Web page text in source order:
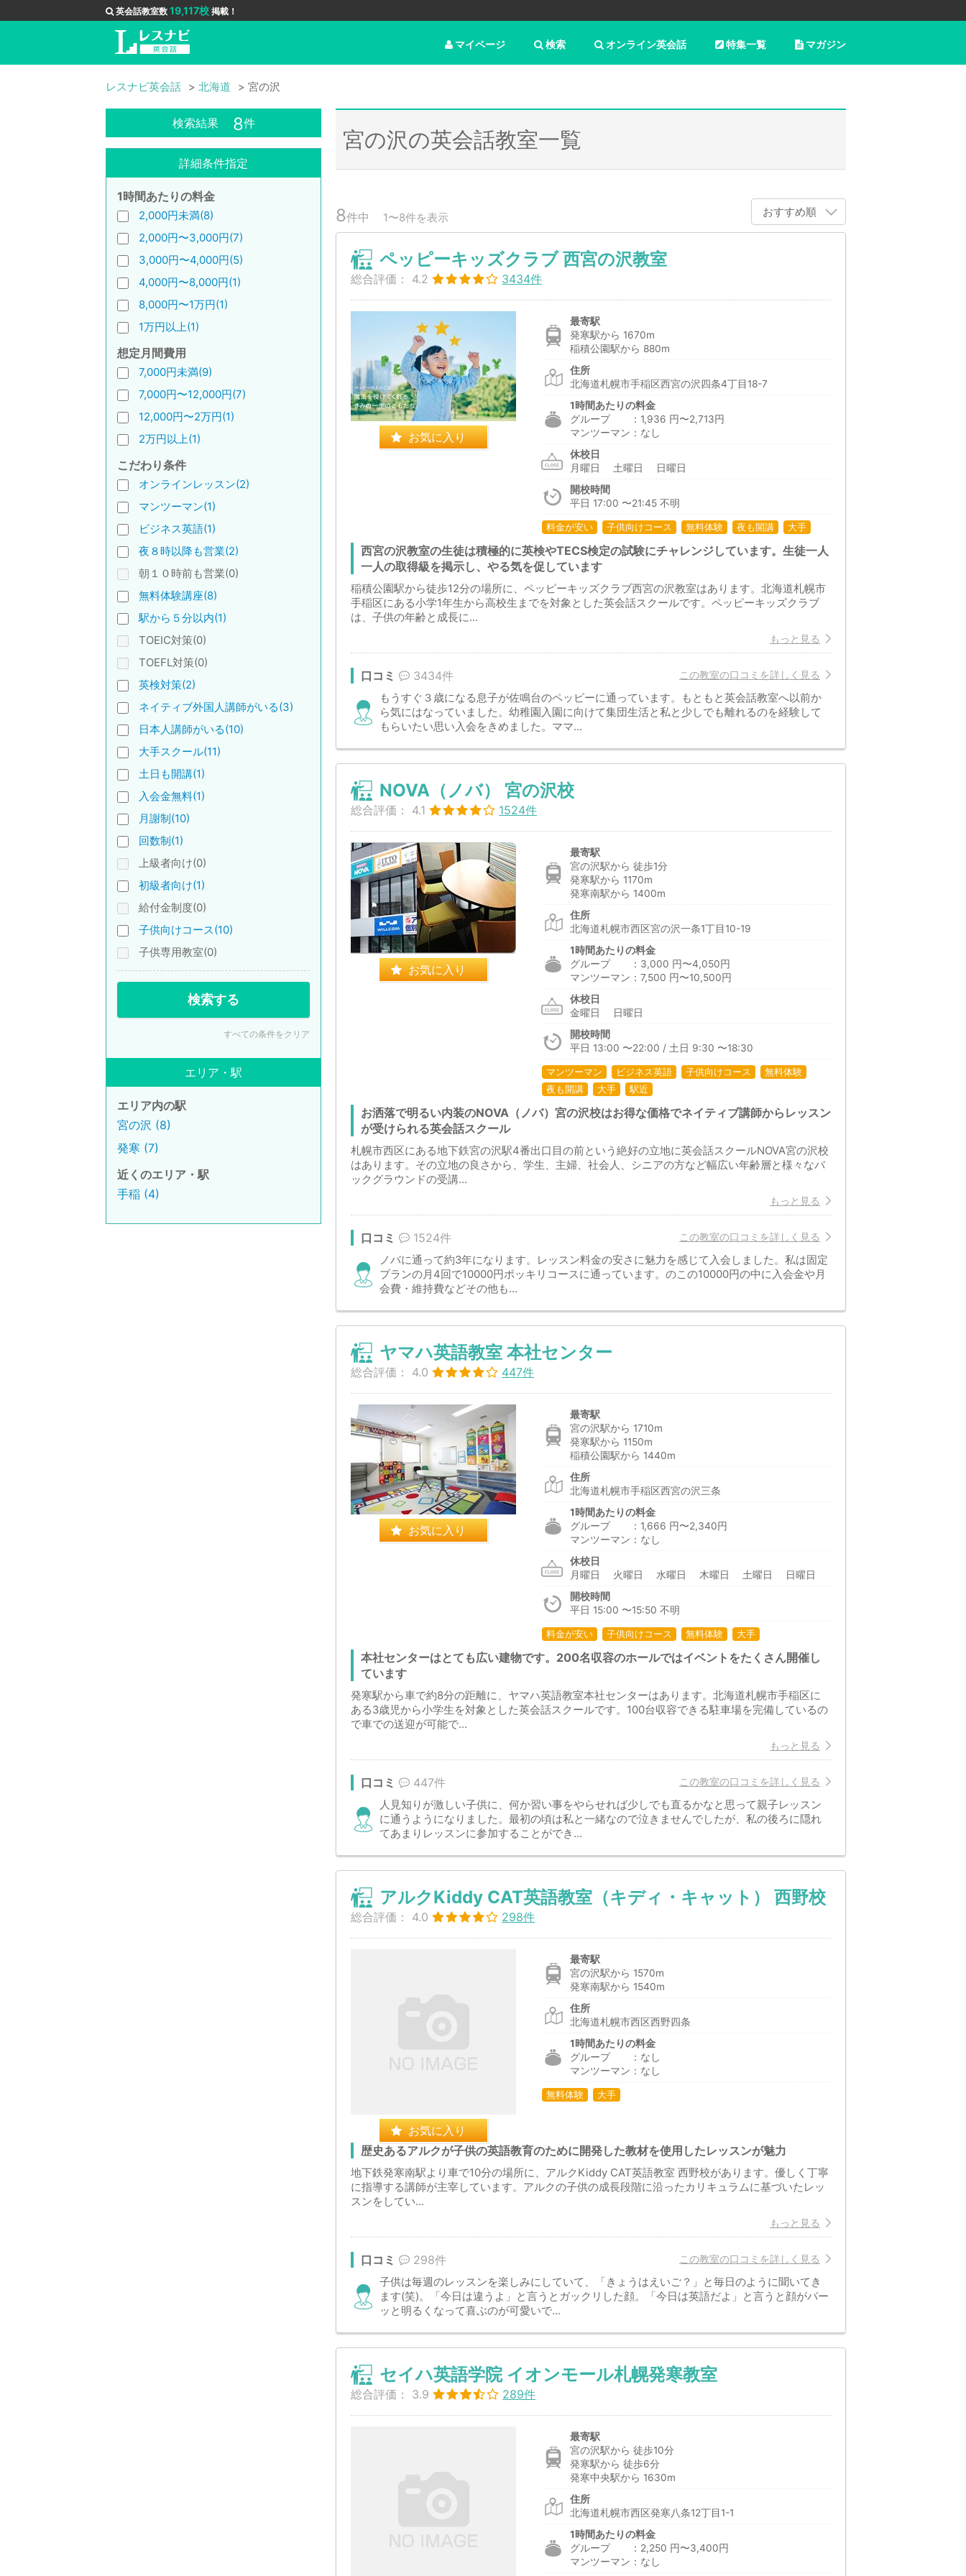
英会話教室数 19,117校 掲載！
マガジン
特集一覧
オンライン英会話
検索
マイページ
レスナビ英会話 北海道 宮の沢
検索結果 8件
詳細条件指定
1時間あたりの料金
2,000円未満(8)
2,000円〜3,000円(7)
3,000円〜4,000円(5)
4,000円〜8,000円(1)
8,000円〜1万円(1)
1万円以上(1)
想定月間費用
7,000円未満(9)
7,000円〜12,000円(7)
12,000円〜2万円(1)
2万円以上(1)
こだわり条件
オンラインレッスン(2)
マンツーマン(1)
ビジネス英語(1)
夜８時以降も営業(2)
朝１０時前も営業(0)
無料体験講座(8)
駅から５分以内(1)
TOEIC対策(0)
TOEFL対策(0)
英検対策(2)
ネイティブ外国人講師がいる(3)
日本人講師がいる(10)
大手スクール(11)
土日も開講(1)
入会金無料(1)
月謝制(10)
回数制(1)
上級者向け(0)
初級者向け(1)
給付金制度(0)
子供向けコース(10)
子供専用教室(0)
検索する
すべての条件をクリア
エリア・駅
エリア内の駅
宮の沢 (8)
発寒 (7)
近くのエリア・駅
手稲 (4)
宮の沢の英会話教室一覧
8件中 1〜8件を表示 おすすめ順
ペッピーキッズクラブ 西宮の沢教室
総合評価： 4.2 3434件
お気に入り
最寄駅
発寒駅から 1670m
稲積公園駅から 880m
住所
北海道札幌市手稲区西宮の沢四条4丁目18-7
1時間あたりの料金
グループ ：1,936 円〜2,713円
マンツーマン：なし
休校日
月曜日 土曜日 日曜日
開校時間
平日 17:00 〜21:45 不明
料金が安い 子供向けコース 無料体験 夜も開講 大手
西宮の沢教室の生徒は積極的に英検やTECS検定の試験にチャレンジしています。生徒一人
一人の取得級を掲示し、やる気を促しています
稲積公園駅から徒歩12分の場所に、ペッピーキッズクラブ西宮の沢教室はあります。北海道札幌市
手稲区にある小学1年生から高校生までを対象とした英会話スクールです。ペッピーキッズクラブ
は、子供の年齢と成長に...
もっと見る
この教室の口コミを詳しく見る
口コミ 3434件
もうすぐ３歳になる息子が佐鳴台のペッピーに通っています。もともと英会話教室へ以前か
ら気にはなっていました。幼稚園入園に向けて集団生活と私と少しでも離れるのを経験して
もらいたい思い入会をきめました。ママ...
NOVA（ノバ） 宮の沢校
総合評価： 4.1 1524件
お気に入り
最寄駅
宮の沢駅から 徒歩1分
発寒駅から 1170m
発寒南駅から 1400m
住所
北海道札幌市西区宮の沢一条1丁目10-19
1時間あたりの料金
グループ ：3,000 円〜4,050円
マンツーマン：7,500 円〜10,500円
休校日
金曜日 日曜日
開校時間
平日 13:00 〜22:00 / 土日 9:30 〜18:30
マンツーマン ビジネス英語 子供向けコース
無料体験
夜も開講
大手 駅近
お洒落で明るい内装のNOVA（ノバ）宮の沢校はお得な価格でネイティブ講師からレッスン
が受けられる英会話スクール
札幌市西区にある地下鉄宮の沢駅4番出口目の前という絶好の立地に英会話スクールNOVA宮の沢校
はあります。その立地の良さから、学生、主婦、社会人、シニアの方など幅広い年齢層と様々なバ
ックグラウンドの受講...
もっと見る
この教室の口コミを詳しく見る
口コミ 1524件
ノバに通って約3年になります。レッスン料金の安さに魅力を感じて入会しました。私は固定
プランの月4回で10000円ポッキリコースに通っています。のこの10000円の中に入会金や月
会費・維持費などその他も...
ヤマハ英語教室 本社センター
総合評価： 4.0 447件
お気に入り
最寄駅
宮の沢駅から 1710m
発寒駅から 1150m
稲積公園駅から 1440m
住所
北海道札幌市手稲区西宮の沢三条
1時間あたりの料金
グループ ：1,666 円〜2,340円
マンツーマン：なし
休校日
月曜日 火曜日 水曜日 木曜日 土曜日 日曜日
開校時間
平日 15:00 〜15:50 不明
料金が安い 子供向けコース 無料体験 大手
本社センターはとても広い建物です。200名収容のホールではイベントをたくさん開催し
ています
発寒駅から車で約8分の距離に、ヤマハ英語教室本社センターはあります。北海道札幌市手稲区に
ある3歳児から小学生を対象とした英会話スクールです。100台収容できる駐車場を完備しているの
で車での送迎が可能で...
もっと見る
この教室の口コミを詳しく見る
口コミ 447件
人見知りが激しい子供に、何か習い事をやらせれば少しでも直るかなと思って親子レッスン
に通うようになりました。最初の頃は私と一緒なので泣きませんでしたが、私の後ろに隠れ
てあまりレッスンに参加することができ...
アルクKiddy CAT英語教室（キディ・キャット） 西野校
総合評価： 4.0 298件
お気に入り
最寄駅
宮の沢駅から 1570m
発寒南駅から 1540m
住所
北海道札幌市西区西野四条
1時間あたりの料金
グループ ：なし
マンツーマン：なし
無料体験 大手
歴史あるアルクが子供の英語教育のために開発した教材を使用したレッスンが魅力
地下鉄発寒南駅より車で10分の場所に、アルクKiddy CAT英語教室 西野校があります。優しく丁寧
に指導する講師が主宰しています。アルクの子供の成長段階に沿ったカリキュラムに基づいたレッ
スンをしてい...
もっと見る
この教室の口コミを詳しく見る
口コミ 298件
子供は毎週のレッスンを楽しみにしていて、「きょうはえいご？」と毎日のように聞いてき
ます(笑)。「今日は違うよ」と言うとガックリした顔。「今日は英語だよ」と言うと顔がパー
ッと明るくなって喜ぶのが可愛いで...
セイハ英語学院 イオンモール札幌発寒教室
総合評価： 3.9 289件
最寄駅
宮の沢駅から 徒歩10分
発寒駅から 徒歩6分
発寒中央駅から 1630m
住所
北海道札幌市西区発寒八条12丁目1-1
1時間あたりの料金
グループ ：2,250 円〜3,400円
マンツーマン：なし